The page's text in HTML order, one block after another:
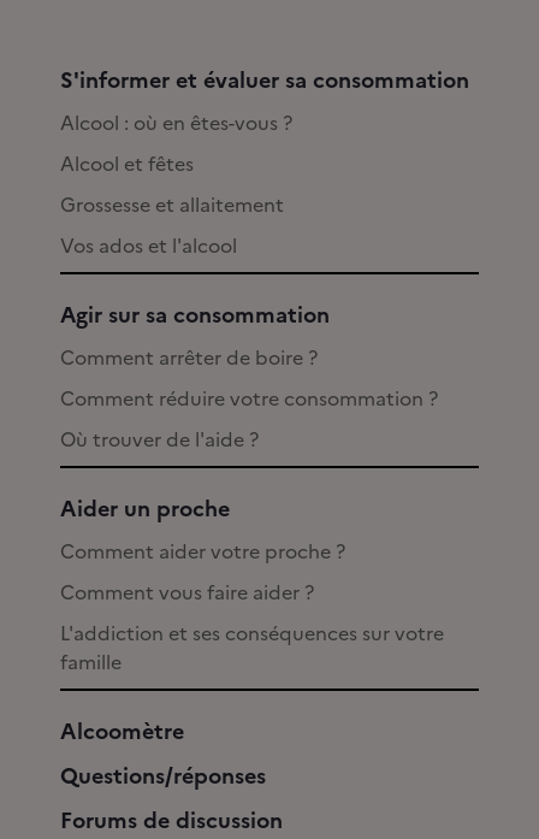
S'informer et évaluer sa consommation
Alcool : où en êtes-vous ?
Alcool et fêtes
Grossesse et allaitement
Vos ados et l'alcool
Agir sur sa consommation
Comment arrêter de boire ?
Comment réduire votre consommation ?
Où trouver de l'aide ?
Aider un proche
Comment aider votre proche ?
Comment vous faire aider ?
L'addiction et ses conséquences sur votre
famille
Alcoomètre
Questions/réponses
Forums de discussion